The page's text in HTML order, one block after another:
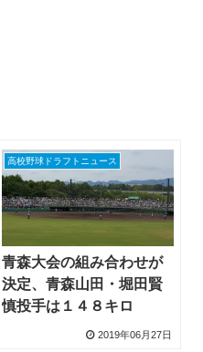
高校野球ドラフトニュース
青森大会の組み合わせが
決定、青森山田・堀田賢
慎投手は１４８キロ
2019年06月27日